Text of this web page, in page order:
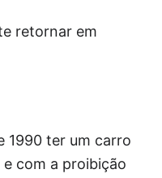
retornar em
1990 ter um carro
com a proibição